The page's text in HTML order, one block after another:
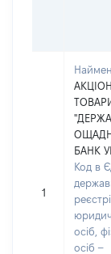
1
БАНК
Код в
реєстрі
осіб,
осіб –